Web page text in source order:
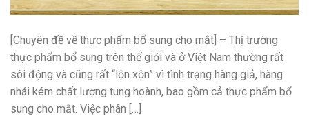
[Chuyên đề về thực phẩm bổ sung cho mắt] – Thị trường
thực phẩm bổ sung trên thế giới và ở Việt Nam thường rất
sôi động và cũng rất “lộn xộn” vì tình trạng hàng giả, hàng
nhái kém chất lượng tung hoành, bao gồm cả thực phẩm bổ
sung cho mắt. Việc phân […]